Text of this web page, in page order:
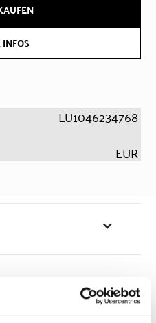
LU1046234768
EUR